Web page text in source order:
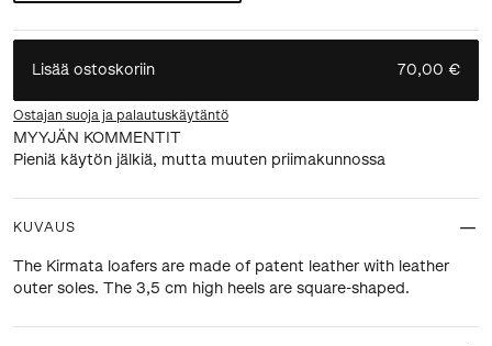
Lisää ostoskoriin 70,00 €
Ostajan suoja ja palautuskäytäntö
MYYJÄN KOMMENTIT
Pieniä käytön jälkiä, mutta muuten priimakunnossa
KUVAUS
The Kirmata loafers are made of patent leather with leather
outer soles. The 3,5 cm high heels are square-shaped.